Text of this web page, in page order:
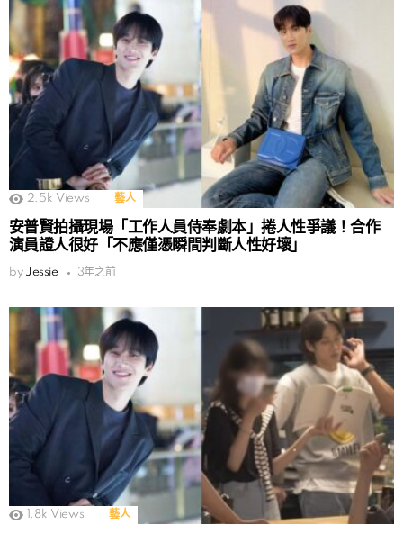
2.5k Views 藝人
安普賢拍攝現場「工作人員侍奉劇本」捲人性爭議！合作
演員證人很好「不應僅憑瞬間判斷人性好壞」
by Jessie 3年之前
1.8k Views 藝人